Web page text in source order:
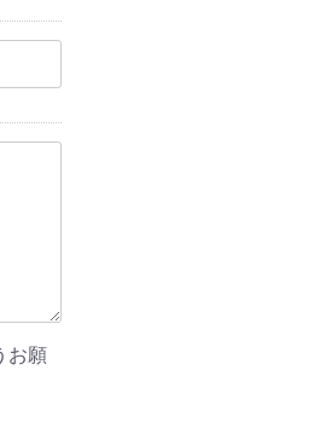
お願